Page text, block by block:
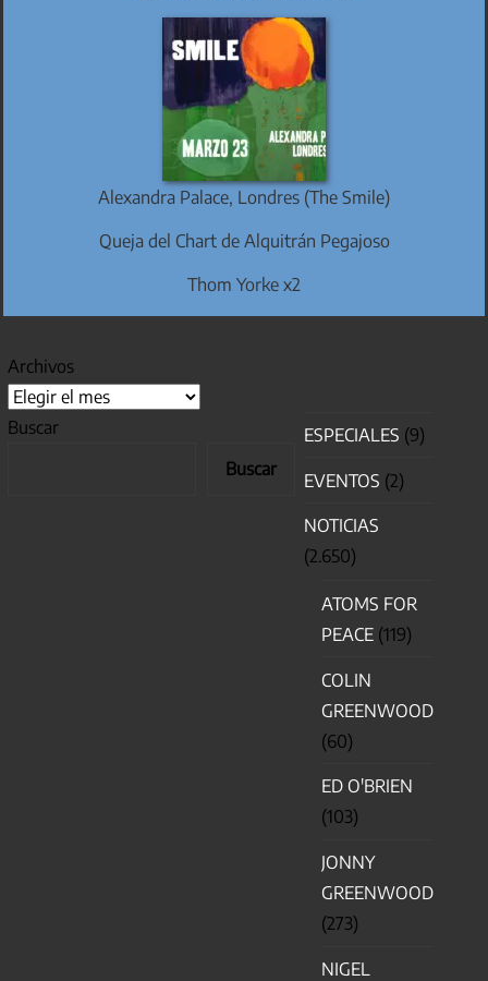
Alexandra Palace, Londres (The Smile)
Queja del Chart de Alquitrán Pegajoso
Thom Yorke x2
Archivos
Buscar
Buscar
ESPECIALES (9)
EVENTOS (2)
NOTICIAS
(2.650)
ATOMS FOR
PEACE (119)
COLIN
GREENWOOD
(60)
ED O'BRIEN
(103)
JONNY
GREENWOOD
(273)
NIGEL